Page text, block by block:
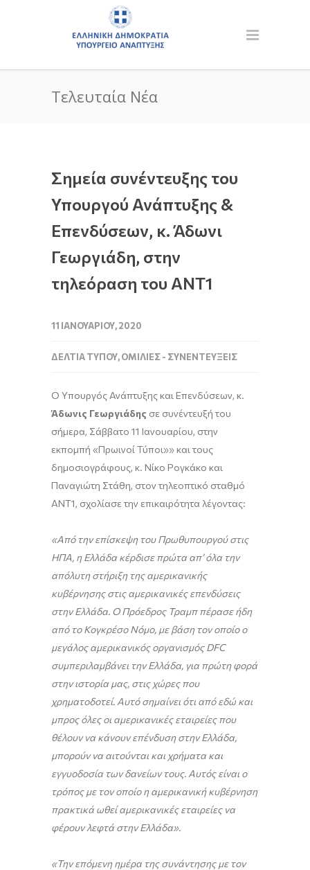
Τελευταία Νέα
Σημεία συνέντευξης του
Υπουργού Ανάπτυξης &
Επενδύσεων, κ. Άδωνι
Γεωργιάδη, στην
τηλεόραση του ANT1
11 ΙΑΝΟΥΑΡΊΟΥ, 2020
ΔΕΛΤΊΑ ΤΎΠΟΥ,ΟΜΙΛΊΕΣ - ΣΥΝΕΝΤΕΎΞΕΙΣ
O Υπουργός Ανάπτυξης και Επενδύσεων, κ.
Άδωνις Γεωργιάδης σε συνέντευξή του
σήμερα, Σάββατο 11 Ιανουαρίου, στην
εκπομπή «Πρωινοί Τύποι»» και τους
δημοσιογράφους, κ. Νίκο Ρογκάκο και
Παναγιώτη Στάθη, στον τηλεοπτικό σταθμό
ANT1, σχολίασε την επικαιρότητα λέγοντας:
«Από την επίσκεψη του Πρωθυπουργού στις
ΗΠΑ, η Ελλάδα κέρδισε πρώτα απ’ όλα την
απόλυτη στήριξη της αμερικανικής
κυβέρνησης στις αμερικανικές επενδύσεις
στην Ελλάδα. Ο Πρόεδρος Τραμπ πέρασε ήδη
από το Κογκρέσο Νόμο, με βάση τον οποίο ο
μεγάλος αμερικανικός οργανισμόςDFC
συμπεριλαμβάνει την Ελλάδα, για πρώτη φορά
στην ιστορία μας, στις χώρες που
χρηματοδοτεί. Αυτό σημαίνει ότι από εδώ και
μπρος όλες οι αμερικανικές εταιρείες που
θέλουν να κάνουν επένδυση στην Ελλάδα,
μπορούν να αιτούνται και χρήματα και
εγγυοδοσία των δανείων τους. Αυτός είναι ο
τρόπος με τον οποίο η αμερικανική κυβέρνηση
πρακτικά ωθεί αμερικανικές εταιρείες να
φέρουν λεφτά στην Ελλάδα».
«Την επόμενη ημέρα της συνάντησης με τον